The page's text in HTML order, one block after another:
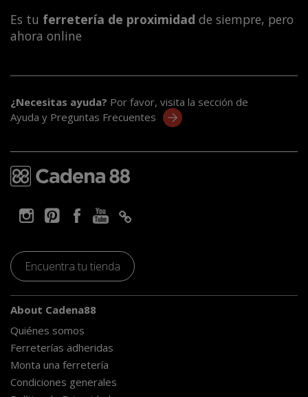
Es tu ferretería de proximidad de siempre, pero
ahora online
¿Necesitas ayuda? Por favor, visita la sección de
Ayuda y Preguntas Frecuentes
Encuentra tu tienda
About Cadena88
Quiénes somos
Ferreterías adheridas
Monta una ferretería
Condiciones generales